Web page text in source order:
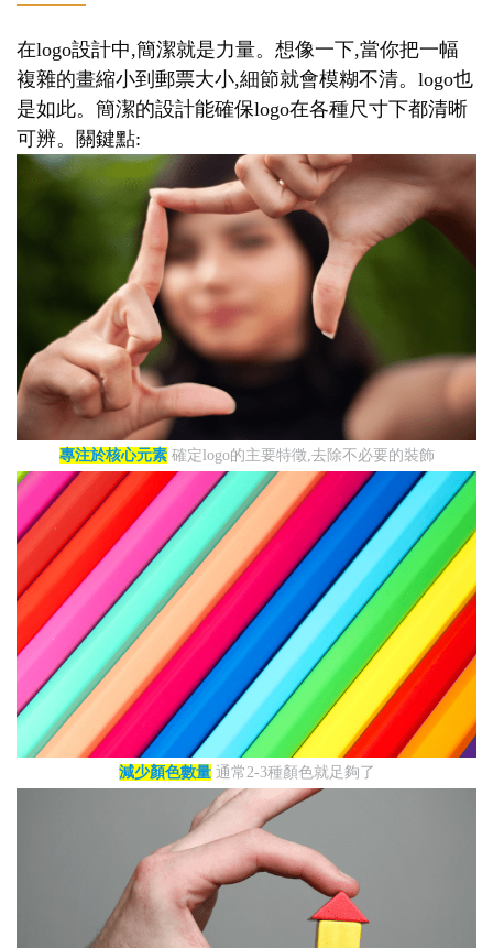
在logo設計中,簡潔就是力量。想像一下,當你把一幅
複雜的畫縮小到郵票大小,細節就會模糊不清。logo也
是如此。簡潔的設計能確保logo在各種尺寸下都清晰
可辨。關鍵點:
專注於核心元素確定logo的主要特徵,去除不必要的裝飾
減少顏色數量通常2-3種顏色就足夠了